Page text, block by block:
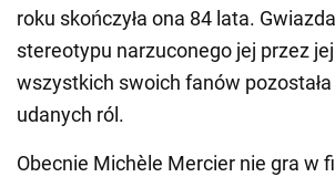
roku skończyła ona 84 lata.
stereotypu narzuconego jej przez
wszystkich swoich fanów
udanych ról.
Obecnie Michèle Mercier nie gra w